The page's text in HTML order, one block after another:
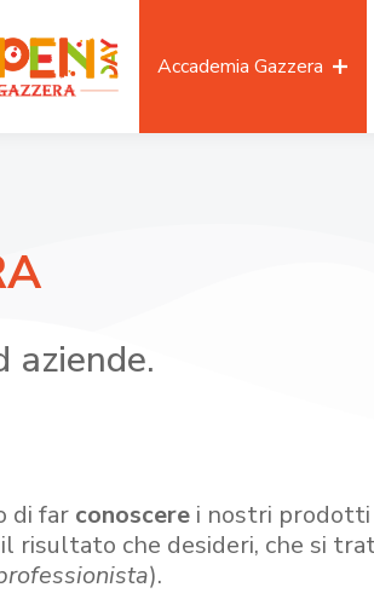
Accademia Gazzera
aziende.
di far conoscerei nostri
risultato che desideri, che si
).